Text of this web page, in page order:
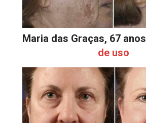
Maria das Graças, 67 anos
de uso